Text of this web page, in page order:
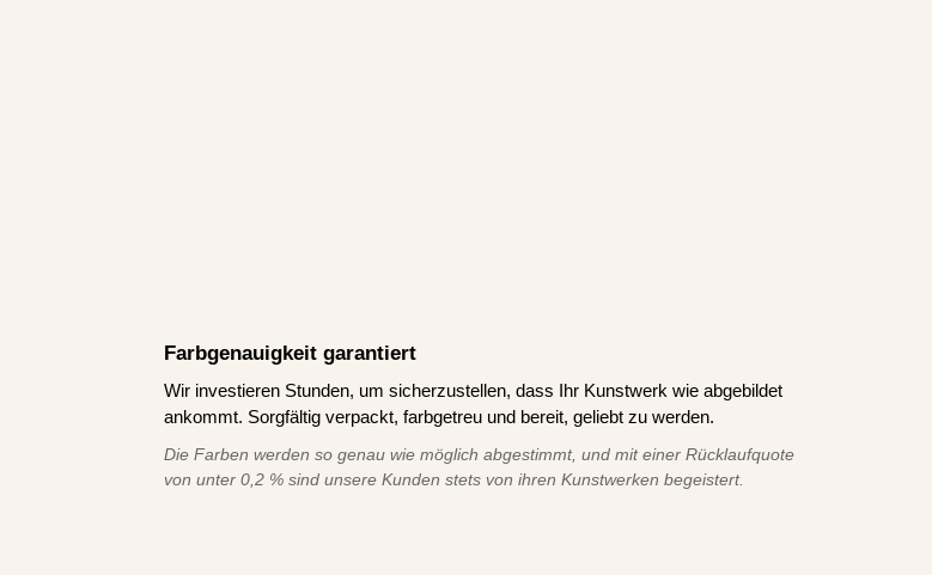
Farbgenauigkeit garantiert
Wir investieren Stunden, um sicherzustellen, dass Ihr Kunstwerk wie abgebildet
ankommt. Sorgfältig verpackt, farbgetreu und bereit, geliebt zu werden.
Die Farben werden so genau wie möglich abgestimmt, und mit einer Rücklaufquote
von unter 0,2 % sind unsere Kunden stets von ihren Kunstwerken begeistert.